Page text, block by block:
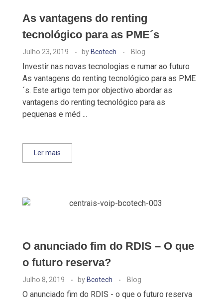
As vantagens do renting
tecnológico para as PME´s
Julho 23, 2019 by Bcotech Blog
Investir nas novas tecnologias e rumar ao futuro
As vantagens do renting tecnológico para as PME
´s. Este artigo tem por objectivo abordar as
vantagens do renting tecnológico para as
pequenas e méd ...
Ler mais
O anunciado fim do RDIS – O que
o futuro reserva?
Julho 8, 2019 by Bcotech Blog
O anunciado fim do RDIS - o que o futuro reserva